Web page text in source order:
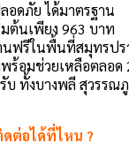
อดภัย ได้มาตรฐาน
ต้นเพียง 963 บาท
นฟรีในพื้นที่สมุทรปร
ร้อมช่วยเหลือตลอด
บ ทั้งบางพลี สุวรรณ
ดต่อได้ที่ไหน ?